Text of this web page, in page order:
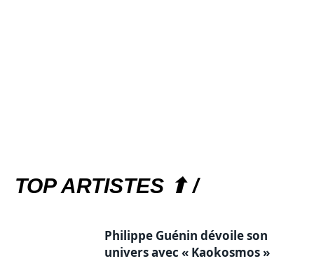
TOP ARTISTES ⬆ /
Philippe Guénin dévoile son
univers avec « Kaokosmos »